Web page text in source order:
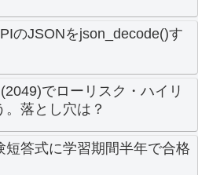
のJSONをjson_decode()す
でローリスク・ハイリ
落とし穴は？
答式に学習期間半年で合格